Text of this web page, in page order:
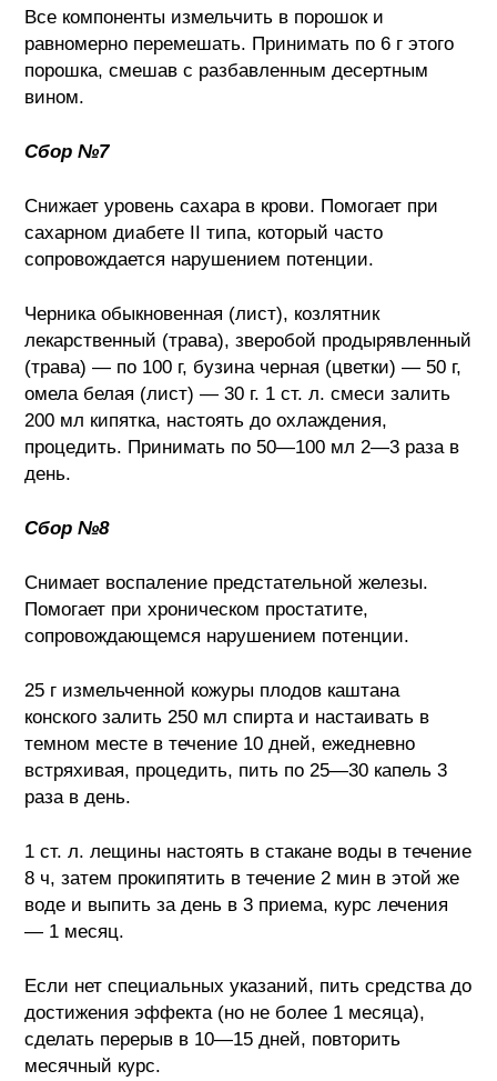
Все компоненты измельчить в порошок и
равномерно перемешать. Принимать по 6 г этого
порошка, смешав с разбавленным десертным
вином.
Сбор №7
Снижает уровень сахара в крови. Помогает при
сахарном диабете II типа, который часто
сопровождается нарушением потенции.
Черника обыкновенная (лист), козлятник
лекарственный (трава), зверобой продырявленный
(трава) — по 100 г, бузина черная (цветки) — 50 г,
омела белая (лист) — 30 г. 1 ст. л. смеси залить
200 мл кипятка, настоять до охлаждения,
процедить. Принимать по 50—100 мл 2—3 раза в
день.
Сбор №8
Снимает воспаление предстательной железы.
Помогает при хроническом простатите,
сопровождающемся нарушением потенции.
25 г измельченной кожуры плодов каштана
конского залить 250 мл спирта и настаивать в
темном месте в течение 10 дней, ежедневно
встряхивая, процедить, пить по 25—30 капель 3
раза в день.
1 ст. л. лещины настоять в стакане воды в течение
8 ч, затем прокипятить в течение 2 мин в этой же
воде и выпить за день в 3 приема, курс лечения
— 1 месяц.
Если нет специальных указаний, пить средства до
достижения эффекта (но не более 1 месяца),
сделать перерыв в 10—15 дней, повторить
месячный курс.